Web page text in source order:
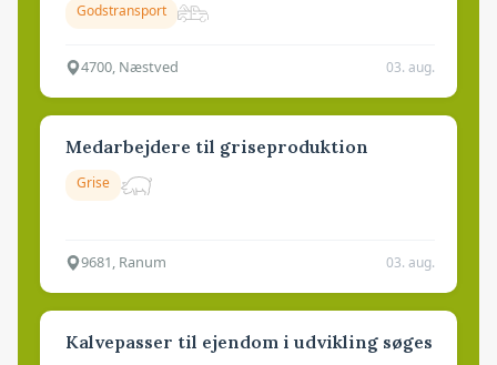
Godstransport
4700, Næstved 03. aug.
Medarbejdere til griseproduktion
Grise
9681, Ranum 03. aug.
Kalvepasser til ejendom i udvikling søges